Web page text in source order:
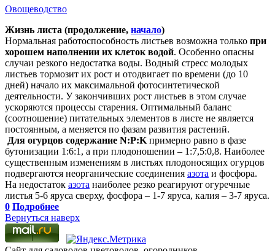
Овощеводство
Жизнь листа (продолжение, начало)
Нормальная работоспособность листьев возможна только при
хорошем наполнении их клеток водой. Особенно опасны
случаи резкого недостатка воды. Водный стресс молодых
листьев тормозит их рост и отодвигает по времени (до 10
дней) начало их максимальной фотосинтетической
деятельности. У закончивших рост листьев в этом случае
ускоряются процессы старения. Оптимальный баланс
(соотношение) питательных элементов в листе не является
постоянным, а меняется по фазам развития растений.
Для огурцов содержание N:P:K примерно равно в фазе
бутонизации 1:6:1, а при плодоношении – 1:7,5:0,8. Наиболее
существенным изменениям в листьях плодоносящих огурцов
подвергаются неорганические соединения азота и фосфора.
На недостаток азота наиболее резко реагируют огуречные
листья 5-6 яруса сверху, фосфора – 1-7 яруса, калия – 3-7 яруса.
0 Подробнее
Вернуться наверх